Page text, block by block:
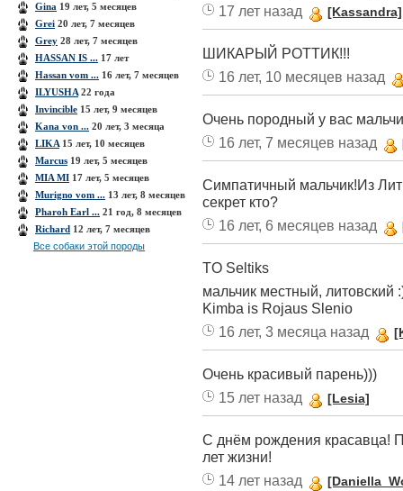
Gina 19 лет, 5 месяцев
Grei 20 лет, 7 месяцев
Grey 28 лет, 7 месяцев
HASSAN IS ... 17 лет
Hassan vom ... 16 лет, 7 месяцев
ILYUSHA 22 года
Invinсible 15 лет, 9 месяцев
Kana von ... 20 лет, 3 месяца
LIKA 15 лет, 10 месяцев
Marcus 19 лет, 5 месяцев
MIA MI 17 лет, 5 месяцев
Murigno vom ... 13 лет, 8 месяцев
Pharoh Earl ... 21 год, 8 месяцев
Richard 12 лет, 7 месяцев
Все собаки этой породы
17 лет назад
[Kassandra]
ШИКАРЫЙ РОТТИК!!!
16 лет, 10 месяцев назад
Очень породный у вас
16 лет, 7 месяцев назад
Симпатичный мальчик!Из
секрет кто?
16 лет, 6 месяцев назад
TO Seltiks
мальчик местный, литовский
Kimba is Rojaus Slenio
16 лет, 3 месяца назад
Очень красивый парень)))
15 лет назад
[Lesia]
С днём рождения красавца!
лет жизни!
14 лет назад